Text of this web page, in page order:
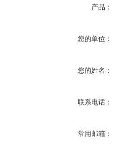
产品：
您的单位：
您的姓名：
联系电话：
常用邮箱：